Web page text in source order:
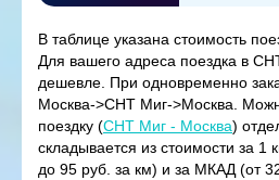
В таблице указана стоимость
Для вашего адреса поездка в
дешевле. При одновременно
Москва->СНТ Миг->Москва.
поездку (СНТ Миг - Москва)
складывается из стоимости за
до 95 руб. за км) и за МКАД (от